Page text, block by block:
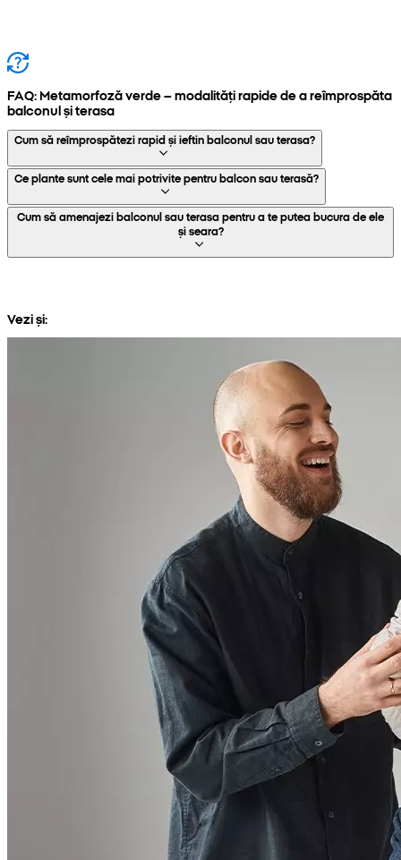
FAQ: Metamorfoză verde – modalități rapide de a reîmprospăta
balconul și terasa
Cum să reîmprospătezi rapid și ieftin balconul sau terasa?
Ce plante sunt cele mai potrivite pentru balcon sau terasă?
Cum să amenajezi balconul sau terasa pentru a te putea bucura de ele
și seara?
Vezi și: